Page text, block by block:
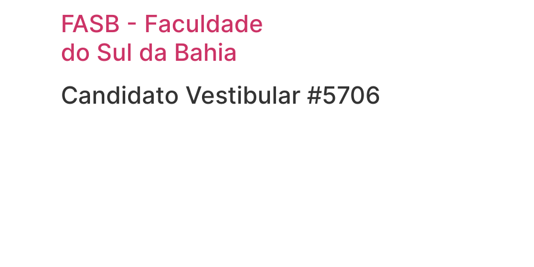
FASB - Faculdade
do Sul da Bahia
Candidato Vestibular #5706